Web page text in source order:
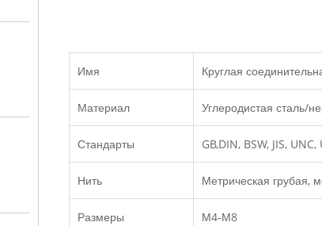
Имя Круглая
Материал Углеродистая сталь/
Стандарты GB,DIN, BSW, JIS,
Нить Метрическая грубая,
Размеры М4-М8